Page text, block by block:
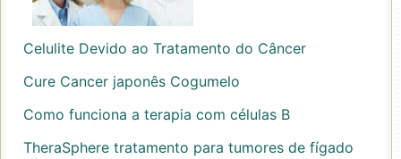
Celulite Devido ao Tratamento do Câncer
Cure Cancer japonês Cogumelo
Como funciona a terapia com células B
TheraSphere tratamento para tumores de fígado